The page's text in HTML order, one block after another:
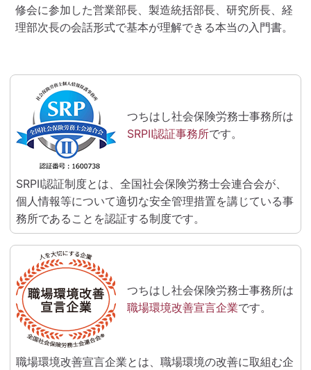
修会に参加した営業部長、製造統括部長、研究所長、経
理部次長の会話形式で基本が理解できる本当の入門書。
つちはし社会保険労務士事務所は
SRPⅡ認証事務所です。
SRPⅡ認証制度とは、全国社会保険労務士会連合会が、
個人情報等について適切な安全管理措置を講じている事
務所であることを認証する制度です。
つちはし社会保険労務士事務所は
職場環境改善宣言企業です。
職場環境改善宣言企業とは、職場環境の改善に取組む企